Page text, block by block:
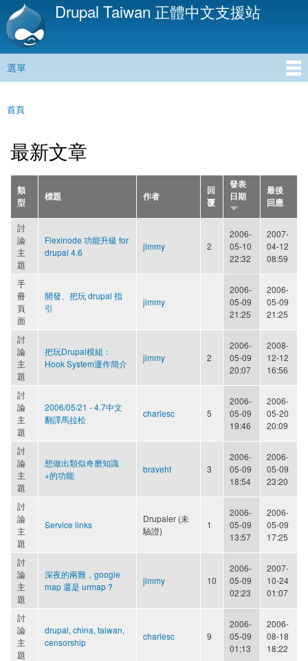
移
內
Drupal Taiwan 正體中文支援站
主選單
選單
您在這裡
首頁
最新文章
類
型
標題 作者
回
覆
發表
日期
最後
回應
討
論
主
題
Flexinode 功能升級 for
drupal 4.6
jimmy 2
2006-
05-10
22:32
2007-
04-12
08:59
手
冊
頁
面
開發、把玩 drupal 指
引
jimmy
2006-
05-09
21:25
2006-
05-09
21:25
討
論
主
題
把玩Drupal模組：
Hook System運作簡介
jimmy 2
2006-
05-09
20:07
2008-
12-12
16:56
討
論
主
題
2006/05/21 - 4.7中文
翻譯馬拉松
charlesc 5
2006-
05-09
19:46
2006-
05-20
20:09
討
論
主
題
想做出類似奇磨知識
+的功能
braveht 3
2006-
05-09
18:54
2006-
05-09
23:20
討
論
主
題
Service links
Drupaler (未
驗證)
1
2006-
05-09
13:57
2006-
05-09
17:25
討
論
主
題
深夜的兩難，google
map 還是 urmap ?
jimmy 10
2006-
05-09
02:23
2007-
10-24
01:07
討
論
主
題
drupal, china, taiwan,
censorship
charlesc 9
2006-
05-09
01:13
2006-
08-18
18:22